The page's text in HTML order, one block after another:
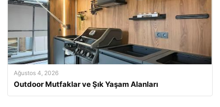
Ağustos 4, 2026
Outdoor Mutfaklar ve Şık Yaşam Alanları